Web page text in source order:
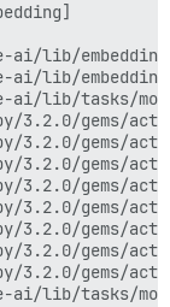
ai/lib/
ai/lib/
ai/lib/tasks/
3.2.0/
3.2.0/
3.2.0/
3.2.0/
3.2.0/
3.2.0/
3.2.0/
3.2.0/
ai/lib/tasks/